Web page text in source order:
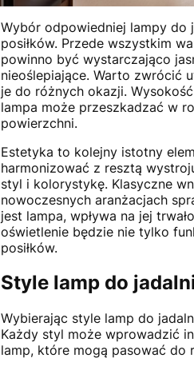
Wybór odpowiedniej lampy
posiłków. Przede wszystkim
powinno być wystarczająco
nieoślepiające. Warto zwrócić
je do różnych okazji.
lampa może przeszkadzać w
powierzchni.
Estetyka to kolejny istotny
harmonizować z resztą
styl i kolorystykę. Klasyczne
nowoczesnych aranżacjach
jest lampa, wpływa na jej
oświetlenie będzie nie tylko
posiłków.
Style lamp do
Wybierając style lamp do
Każdy styl może wprowadzić
lamp, które mogą pasować do